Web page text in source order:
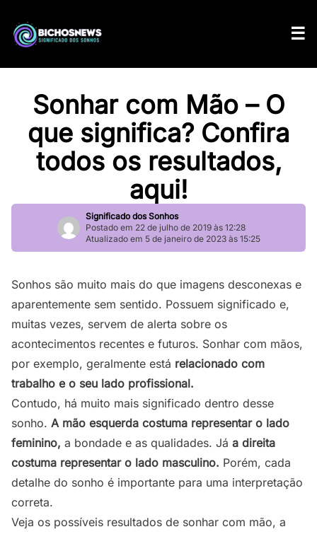
Sonhar com Mão – O
que significa? Confira
todos os resultados,
aqui!
Significado dos Sonhos
Postado em 22 de julho de 2019 às 12:28
Atualizado em 5 de janeiro de 2023 às 15:25
Sonhos são muito mais do que imagens desconexas e
aparentemente sem sentido. Possuem significado e,
muitas vezes, servem de alerta sobre os
acontecimentos recentes e futuros. Sonhar com mãos,
por exemplo, geralmente está relacionado com
trabalho e o seu lado profissional.
Contudo, há muito mais significado dentro desse
sonho. A mão esquerda costuma representar o lado
feminino, a bondade e as qualidades. Já a direita
costuma representar o lado masculino. Porém, cada
detalhe do sonho é importante para uma interpretação
correta.
Veja os possíveis resultados de sonhar com mão, a